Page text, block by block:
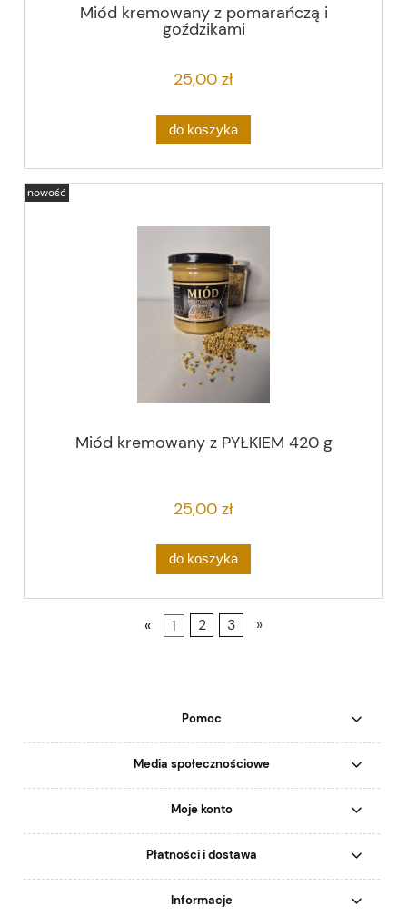
Miód kremowany z pomarańczą i
goździkami
25,00 zł
do koszyka
Miód kremowany z PYŁKIEM 420 g
25,00 zł
do koszyka
nowość
« 1 2 3 »
Pomoc
Media społecznościowe
Moje konto
Płatności i dostawa
Informacje